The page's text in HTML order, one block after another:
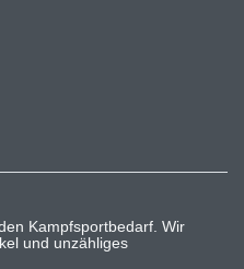
Kampfsportbedarf. Wir
und unzähliges